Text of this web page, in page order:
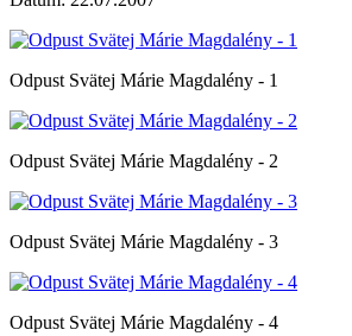
Odpust Svätej Márie Magdalény - 1
Odpust Svätej Márie Magdalény - 2
Odpust Svätej Márie Magdalény - 3
Odpust Svätej Márie Magdalény - 4